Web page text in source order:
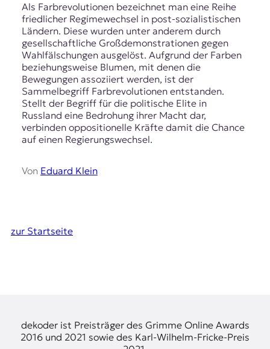
Als Farbrevolutionen bezeichnet man eine Reihe
friedlicher Regimewechsel in post-sozialistischen
Ländern. Diese wurden unter anderem durch
gesellschaftliche Großdemonstrationen gegen
Wahlfälschungen ausgelöst. Aufgrund der Farben
beziehungsweise Blumen, mit denen die
Bewegungen assoziiert werden, ist der
Sammelbegriff Farbrevolutionen entstanden.
Stellt der Begriff für die politische Elite in
Russland eine Bedrohung ihrer Macht dar,
verbinden oppositionelle Kräfte damit die Chance
auf einen Regierungswechsel.
Von Eduard Klein
zur Startseite
dekoder ist Preisträger des Grimme Online Awards
2016 und 2021 sowie des Karl-Wilhelm-Fricke-Preis